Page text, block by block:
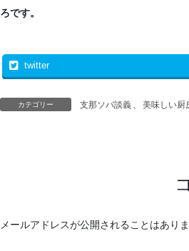
ろです。
twitter
カテゴリー 支那ソバ談義 、 美味しい厨
メールアドレスが公開されることはありま